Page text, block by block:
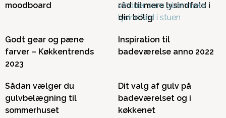
moodboard
råd til mere lysindfald i
din bolig
Godt gear og pæne
farver – Køkkentrends
2023
Inspiration til
badeværelse anno 2022
Sådan vælger du
gulvbelægning til
sommerhuset
Dit valg af gulv på
badeværelset og i
køkkenet